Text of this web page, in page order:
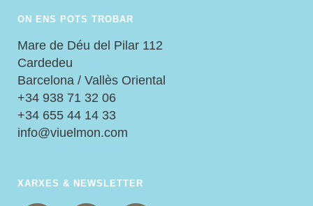
ON ENS POTS TROBAR
Mare de Déu del Pilar 112
Cardedeu
Barcelona / Vallès Oriental
+34 938 71 32 06
+34 655 44 14 33
info@viuelmon.com
XARXES & NEWSLETTER